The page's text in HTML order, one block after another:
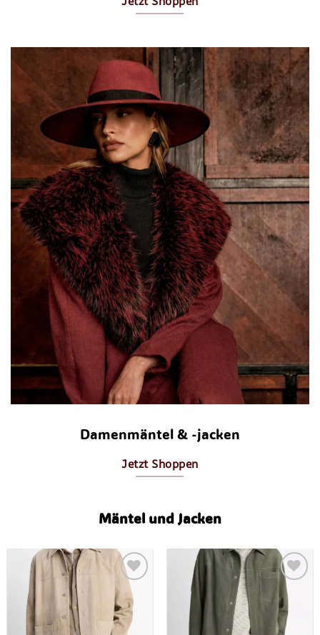
Damenmäntel & -jacken
Jetzt Shoppen
Mäntel und Jacken
Add to
wishlist
Add to
wishlist